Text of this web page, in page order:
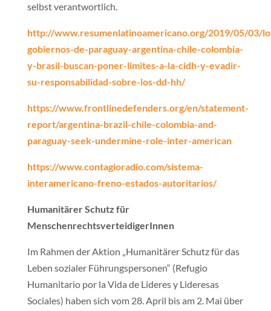
selbst verantwortlich.
http://www.resumenlatinoamericano.org/2019/05/03/
gobiernos-de-paraguay-argentina-chile-colombia-
y-brasil-buscan-poner-limites-a-la-cidh-y-evadir-
su-responsabilidad-sobre-los-dd-hh/
https://www.frontlinedefenders.org/en/statement-
report/argentina-brazil-chile-colombia-and-
paraguay-seek-undermine-role-inter-american
https://www.contagioradio.com/sistema-
interamericano-freno-estados-autoritarios/
Humanitärer Schutz für
MenschenrechtsverteidigerInnen
Im Rahmen der Aktion „Humanitärer Schutz für das
Leben sozialer Führungspersonen“ (Refugio
Humanitario por la Vida de Lideres y Lideresas
Sociales) haben sich vom 28. April bis am 2. Mai über